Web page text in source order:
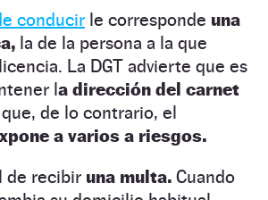
conducir le corresponde una
la de la persona a la que
La DGT advierte que es
la dirección del carnet
que, de lo contrario, el
a varios a riesgos.
de recibir una multa. Cuando